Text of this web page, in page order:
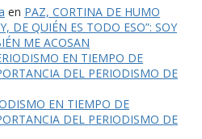
en PAZ, CORTINA DE HUMO
DE QUIÉN ES TODO ESO”: SOY
ME ACOSAN
EN TIEMPO DE
DEL PERIODISMO DE
EN TIEMPO DE
DEL PERIODISMO DE